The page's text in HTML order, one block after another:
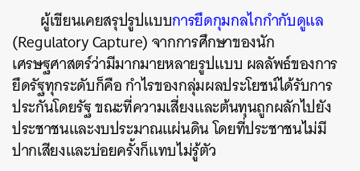
ผู้เขียนเคยสรุปรูปแบบการยึดกุมกลไกกำกับดูแล
(Regulatory Capture) จากการศึกษาของนัก
เศรษฐศาสตร์ว่ามีมากมายหลายรูปแบบ ผลลัพธ์ของการ
ยึดรัฐทุกระดับก็คือ กำไรของกลุ่มผลประโยชน์ได้รับการ
ประกันโดยรัฐ ขณะที่ความเสี่ยงและต้นทุนถูกผลักไปยัง
ประชาชนและงบประมาณแผ่นดิน โดยที่ประชาชนไม่มี
ปากเสียงและบ่อยครั้งก็แทบไม่รู้ตัว